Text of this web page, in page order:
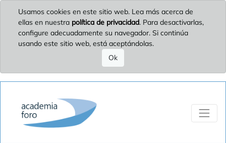
Usamos cookies en este sitio web. Lea más acerca de
ellas en nuestra política de privacidad. Para desactivarlas,
configure adecuadamente su navegador. Si continúa
usando este sitio web, está aceptándolas.
Ok